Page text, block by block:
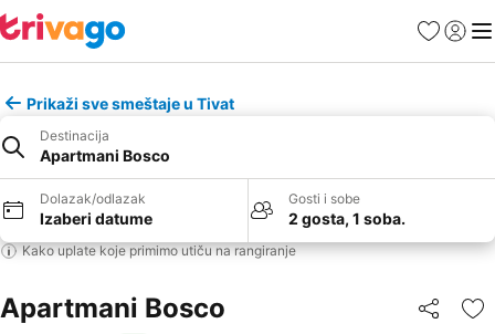
FavoritiPrijavi
Prikaži sve smeštaje u Tivat
Destinacija
Apartmani Bosco
Dolazak/odlazak
Izaberi datume
Gosti i sobe
2 gosta, 1 soba.
Kako uplate koje primimo utiču na rangiranje
Apartmani Bosco Deli